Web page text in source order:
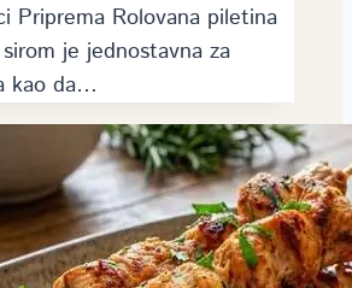
Priprema Rolovana piletina
je jednostavna za
kao da…